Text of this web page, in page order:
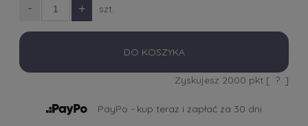
- + szt.
DO KOSZYKA
Zyskujesz 2000 pkt [ ? ]
PayPo - kup teraz i zapłać za 30 dni